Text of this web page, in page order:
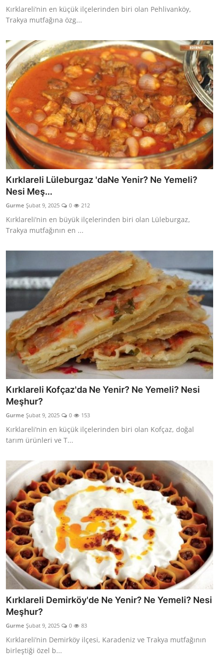
Kırklareli’nin en küçük ilçelerinden biri olan Pehlivanköy,
Trakya mutfağına özg...
Kırklareli Lüleburgaz 'daNe Yenir? Ne Yemeli?
Nesi Meş...
Gurme Şubat 9, 2025 0 212
Kırklareli’nin en büyük ilçelerinden biri olan Lüleburgaz,
Trakya mutfağının en ...
Kırklareli Kofçaz'da Ne Yenir? Ne Yemeli? Nesi
Meşhur?
Gurme Şubat 9, 2025 0 153
Kırklareli’nin en küçük ilçelerinden biri olan Kofçaz, doğal
tarım ürünleri ve T...
Kırklareli Demirköy'de Ne Yenir? Ne Yemeli? Nesi
Meşhur?
Gurme Şubat 9, 2025 0 83
Kırklareli’nin Demirköy ilçesi, Karadeniz ve Trakya mutfağının
birleştiği özel b...